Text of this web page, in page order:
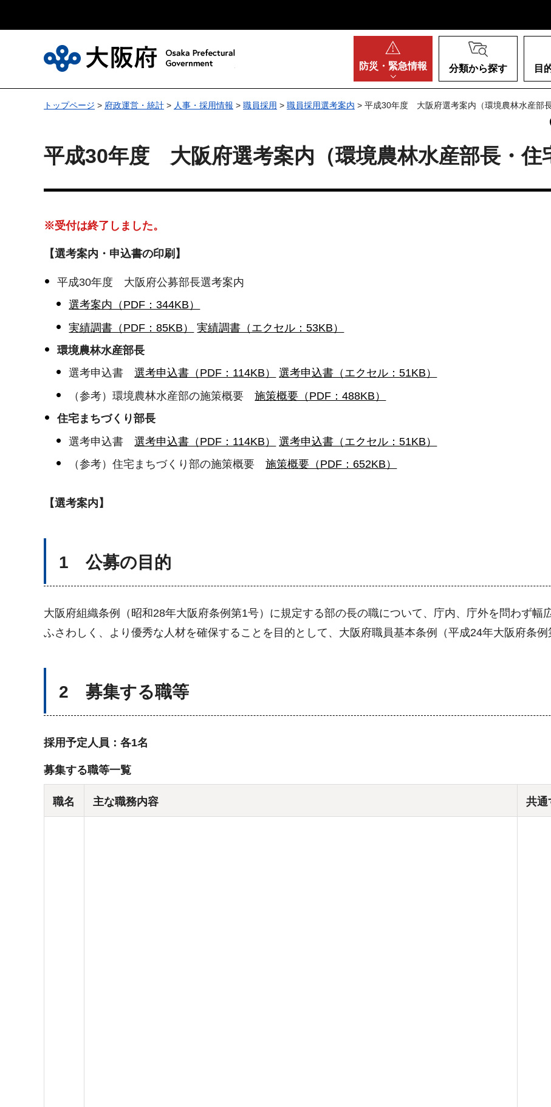
防災・ 緊急情報 分類から探す 目
トップページ > 府政運営・統計 > 人事・採用情報 > 職員採用 > 職員採用選考案内 > 平成30年度 大阪府選考案内（環境農林水産部
平成30年度 大阪府選考案内（環境農林水産部長・住
※受付は終了しました。
【選考案内・申込書の印刷】
平成30年度 大阪府公募部長選考案内
選考案内（PDF：344KB）
実績調書（PDF：85KB）
実績調書（エクセル：53KB）
環境農林水産部長
選考申込書選考申込書（PDF：114KB）
選考申込書（エクセル：51KB）
（参考）環境農林水産部の施策概要施策概要（PDF：488KB）
住宅まちづくり部長
選考申込書選考申込書（PDF：114KB）
選考申込書（エクセル：51KB）
（参考）住宅まちづくり部の施策概要施策概要（PDF：652KB）
【選考案内】
1 公募の目的
大阪府組織条例（昭和28年大阪府条例第1号）に規定する部の長の職について、庁内、庁外を問わず幅
ふさわしく、より優秀な人材を確保することを目的として、大阪府職員基本条例（平成24年大阪府条例
2 募集する職等
採用予定人員：各1名
募集する職等一覧
職名 主な職務内容 共通